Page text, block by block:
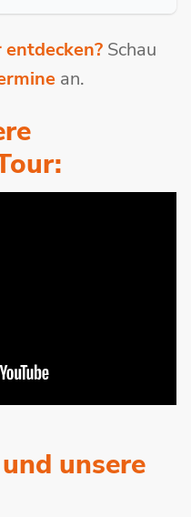
Schau
an.
unsere